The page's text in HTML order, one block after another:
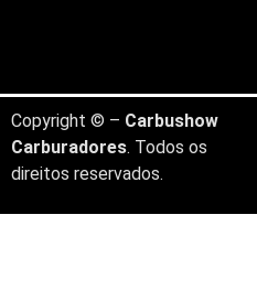
Copyright © – Carbushow
Carburadores. Todos os
direitos reservados.